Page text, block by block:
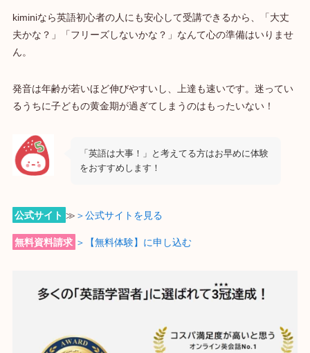
kiminiなら英語初心者の人にも安心して受講できるから、「大丈
夫かな？」「フリーズしないかな？」なんて心の準備はいりませ
ん。
発音は年齢が若いほど伸びやすいし、上達も速いです。迷ってい
るうちに子どもの黄金期が過ぎてしまうのはもったいない！
「英語は大事！」と考えてる方はお早めに体験
をおすすめします！
公式サイト ≫ ＞公式サイトを見る
無料資料請求 ＞【無料体験】に申し込む